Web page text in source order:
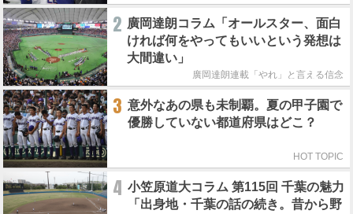
2 廣岡達朗コラム「オールスター、面白
ければ何をやってもいいという発想は
大間違い」
廣岡達朗連載「やれ」と言える信念
3 意外なあの県も未制覇。夏の甲子園で
優勝していない都道府県はどこ？
HOT TOPIC
4 小笠原道大コラム 第115回 千葉の魅力
「出身地・千葉の話の続き。昔から野